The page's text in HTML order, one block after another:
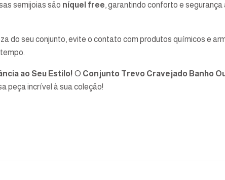
semijoias são níquel free , garantindo conforto e
do seu conjunto, evite o contato com produtos químicos e
ao Seu Estilo! O Conjunto Trevo Cravejado Banho
peça incrível à sua coleção!